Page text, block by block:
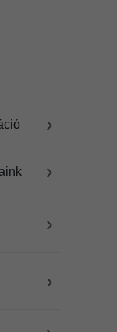
›
›
›
›